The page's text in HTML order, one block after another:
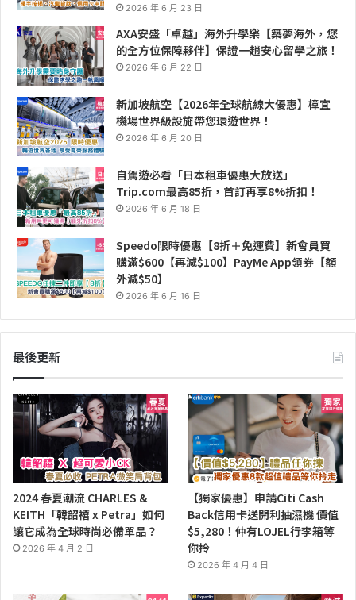
2026 年 6 月 23 日
AXA安盛「卓越」海外升學樂【築夢海外，您
的全方位保障夥伴】保證一趟安心留學之旅！
2026 年 6 月 22 日
新加坡航空【2026年全球航線大優惠】樟宜
機場世界級設施帶您環遊世界！
2026 年 6 月 20 日
自駕遊必看「日本租車優惠大放送」
Trip.com最高85折，首訂再享8%折扣！
2026 年 6 月 18 日
Speedo限時優惠【8折＋免運費】新會員買
購滿$600【再減$100】PayMe App領券【額
外減$50】
2026 年 6 月 16 日
最後更新
2024 春夏潮流 CHARLES &
KEITH「韓韶禧 x Petra」如何
讓它成為全球時尚必備單品？
2026 年 4 月 2 日
【獨家優惠】申請Citi Cash
Back信用卡送開利抽濕機 價值
$5,280！仲有LOJEL行李箱等
你拎
2026 年 4 月 4 日